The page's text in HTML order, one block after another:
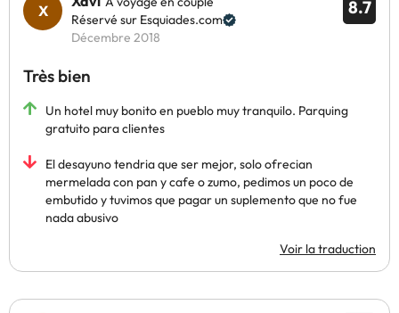
8.7
Réservé sur Esquiades.com
Décembre 2018
Très bien
Un hotel muy bonito en pueblo muy tranquilo. Parquing
gratuito para clientes
El desayuno tendria que ser mejor, solo ofrecian
mermelada con pan y cafe o zumo, pedimos un poco de
embutido y tuvimos que pagar un suplemento que no fue
nada abusivo
Voir la traduction